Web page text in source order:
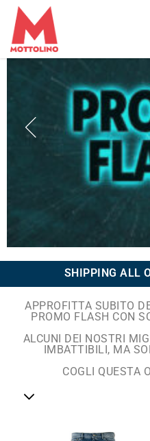
SHIPPING ALL
APPROFITTA SUBITO
PROMO FLASH CON
ALCUNI DEI NOSTRI
IMBATTIBILI, MA
COGLI QUESTA